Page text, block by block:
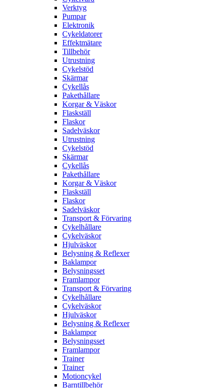
Verktyg
Pumpar
Elektronik
Cykeldatorer
Effektmätare
Tillbehör
Utrustning
Cykelstöd
Skärmar
Cykellås
Pakethållare
Korgar & Väskor
Flaskställ
Flaskor
Sadelväskor
Utrustning
Cykelstöd
Skärmar
Cykellås
Pakethållare
Korgar & Väskor
Flaskställ
Flaskor
Sadelväskor
Transport & Förvaring
Cykelhållare
Cykelväskor
Hjulväskor
Belysning & Reflexer
Baklampor
Belysningsset
Framlampor
Transport & Förvaring
Cykelhållare
Cykelväskor
Hjulväskor
Belysning & Reflexer
Baklampor
Belysningsset
Framlampor
Trainer
Trainer
Motioncykel
Barntillbehör